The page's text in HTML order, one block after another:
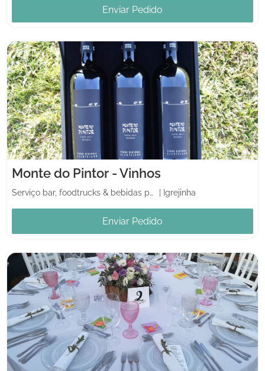
Enviar Pedido
Monte do Pintor - Vinhos
Serviço bar, foodtrucks & bebidas para casamento Igrejinha
Enviar Pedido